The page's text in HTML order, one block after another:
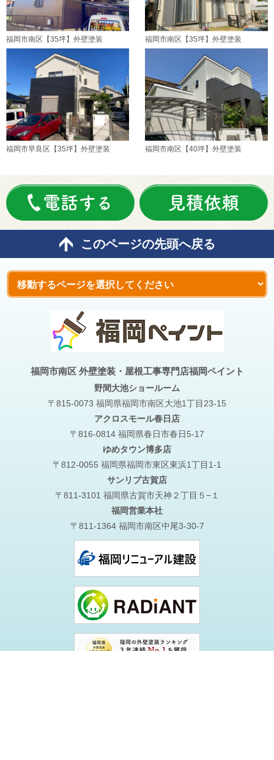
福岡市南区【35坪】外壁塗装 福岡市南区【35坪】外壁塗装
福岡市早良区【35坪】外壁塗装 福岡市南区【40坪】外壁塗装
電話する 見積依頼
このページの先頭へ戻る
福岡市南区 外壁塗装・屋根工事専門店福岡ペイント
野間大池ショールーム
〒815-0073 福岡県福岡市南区大池1丁目23-15
アクロスモール春日店
〒816-0814 福岡県春日市春日5-17
ゆめタウン博多店
〒812-0055 福岡県福岡市東区東浜1丁目1-1
サンリブ古賀店
〒811-3101 福岡県古賀市天神２丁目５−１
福岡営業本社
〒811-1364 福岡市南区中尾3-30-7